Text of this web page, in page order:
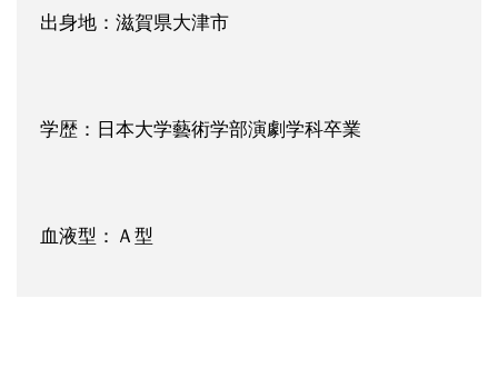
出身地：滋賀県大津市
学歴：日本大学藝術学部演劇学科卒業
血液型：Ａ型